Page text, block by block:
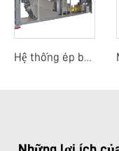
Hệ thống ép bùn di động